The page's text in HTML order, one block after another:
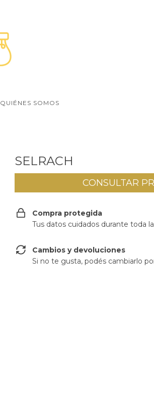
QUIÉNES SOMOS
SELRACH
Compra protegida
Tus datos cuidados durante toda
Cambios y devoluciones
Si no te gusta, podés cambiarlo